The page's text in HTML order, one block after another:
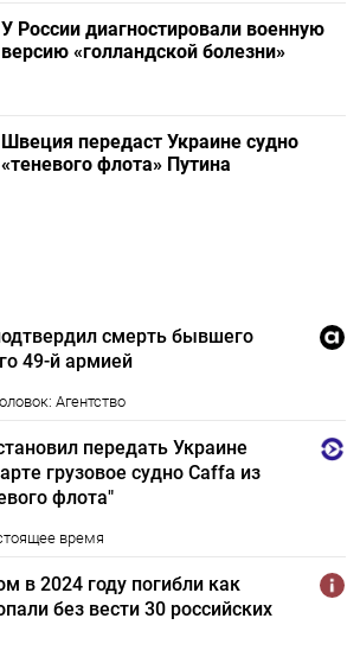
У России диагностировали военную
версию «голландской болезни»
Швеция передаст Украине судно
«теневого флота» Путина